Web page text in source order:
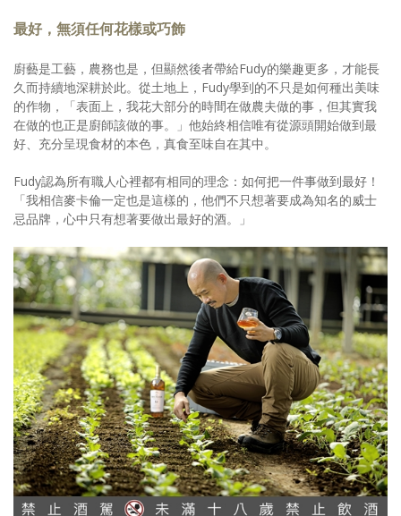
最好，無須任何花樣或巧飾
廚藝是工藝，農務也是，但顯然後者帶給Fudy的樂趣更多，才能長
久而持續地深耕於此。從土地上，Fudy學到的不只是如何種出美味
的作物，「表面上，我花大部分的時間在做農夫做的事，但其實我
在做的也正是廚師該做的事。」他始終相信唯有從源頭開始做到最
好、充分呈現食材的本色，真食至味自在其中。
Fudy認為所有職人心裡都有相同的理念：如何把一件事做到最好！
「我相信麥卡倫一定也是這樣的，他們不只想著要成為知名的威士
忌品牌，心中只有想著要做出最好的酒。」